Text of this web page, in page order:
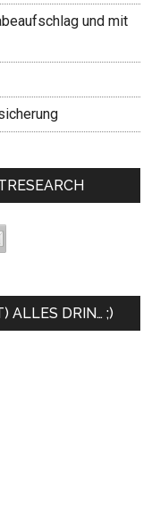
und mit
ALLES DRIN… ;)